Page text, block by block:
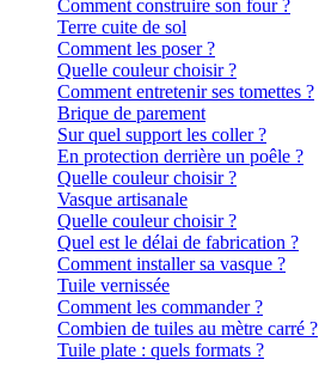
Comment construire son four ?
Terre cuite de sol
Comment les poser ?
Quelle couleur choisir ?
Comment entretenir ses tomettes ?
Brique de parement
Sur quel support les coller ?
En protection derrière un poêle ?
Quelle couleur choisir ?
Vasque artisanale
Quelle couleur choisir ?
Quel est le délai de fabrication ?
Comment installer sa vasque ?
Tuile vernissée
Comment les commander ?
Combien de tuiles au mètre carré ?
Tuile plate : quels formats ?